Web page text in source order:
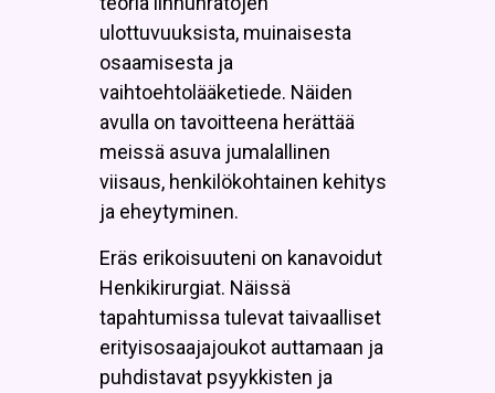
ulottuvuuksista, muinaisesta
osaamisesta ja
vaihtoehtolääketiede. Näiden
avulla on tavoitteena herättää
meissä asuva jumalallinen
viisaus, henkilökohtainen kehitys
ja eheytyminen.
Eräs erikoisuuteni on kanavoidut
Henkikirurgiat. Näissä
tapahtumissa tulevat taivaalliset
erityisosaajajoukot auttamaan ja
puhdistavat psyykkisten ja